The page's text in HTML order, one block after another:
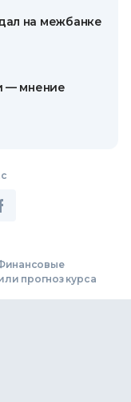
на межбанке
— мнение
прогноз курса